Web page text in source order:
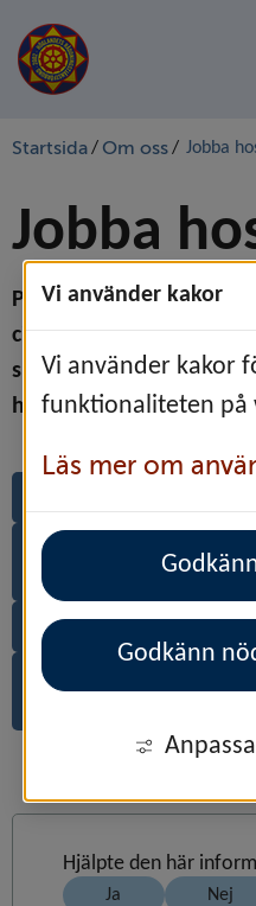
Vi använder kakor
Vi använder kakor
funktionaliteten på
Läs mer om
Godkänn
Startsida/ Om oss/ Jobba
Jobba
På Höglandets
cirka 220 medarbetare.
skillnad varje dag och
har vi lyckats som bäst!
Stärk både företag
RIB
Vill du göra skillnad
Vill du ha ett
Hjälpte den här
Ja Nej